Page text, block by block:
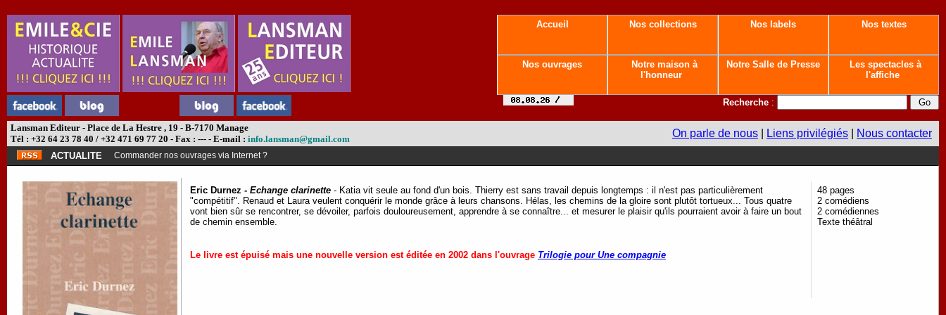
Accueil Nos collections Nos labels Nos textes
Nos ouvrages
Notre maison à
l'honneur
Notre Salle de Presse
Les spectacles à
l'affiche
Recherche :
Lansman Editeur - Place de La Hestre , 19 - B-7170 Manage
Tél : +32 64 23 78 40 / +32 471 69 77 20 - Fax : --- - E-mail : info.lansman@gmail.com On parle de nous Liens privilégiés Nous contacter
ACTUALITE Commander nos ouvrages via Internet ?
Eric Durnez - Echange clarinette - Katia vit seule au fond d'un bois. Thierry est sans travail depuis longtemps : il n'est pas particulièrement
"compétitif". Renaud et Laura veulent conquérir le monde grâce à leurs chansons. Hélas, les chemins de la gloire sont plutôt tortueux... Tous quatre
vont bien sûr se rencontrer, se dévoiler, parfois douloureusement, apprendre à se connaître... et mesurer le plaisir qu'ils pourraient avoir à faire un bout
de chemin ensemble.
Le livre est épuisé mais une nouvelle version est éditée en 2002 dans l'ouvrage Trilogie pour Une compagnie
48 pages
2 comédiens
2 comédiennes
Texte théâtral